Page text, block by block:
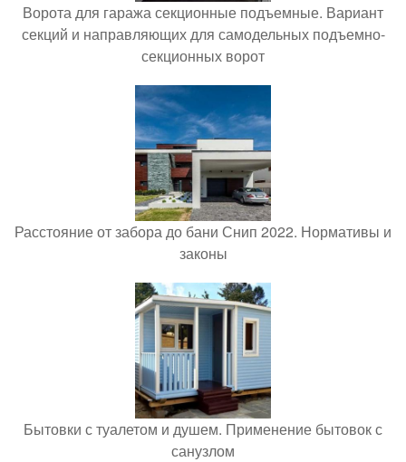
Ворота для гаража секционные подъемные. Вариант
секций и направляющих для самодельных подъемно-
секционных ворот
Расстояние от забора до бани Снип 2022. Нормативы и
законы
Бытовки с туалетом и душем. Применение бытовок с
санузлом